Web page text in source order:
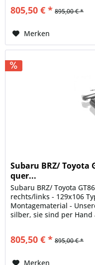
805,50 € * 895,00 € *
Merken
Subaru BRZ/ Toyota
quer...
Subaru BRZ/ Toyota
rechts/links - 129x106
Montagematerial -
silber, sie sind per
805,50 € * 895,00 € *
Merken